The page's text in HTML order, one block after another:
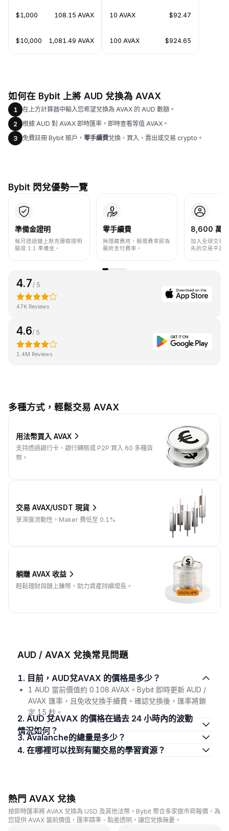
$1,000 108.15 AVAX
$10,000 1,081.49 AVAX
10 AVAX $92.47
100 AVAX $924.65
如何在 Bybit 上將 AUD 兌換為 AVAX
1
在上方計算器中輸入您希望兌換為 AVAX 的 AUD 數額。
2
根據 AUD 對 AVAX 即時匯率，即時查看等值 AVAX。
3
免費註冊 Bybit 賬戶， 零手續費兌換、買入、賣出或交易 crypto。
Bybit 閃兌優勢一覽
準備金證明
每月透過鏈上默克爾樹證明
驗證 1:1 準備金。
零手續費
無隱藏費用，報價費率即為
最終支付費率。
8,600 萬+
加入全球交易
先的交易平臺
4.7/ 5
47K Reviews
4.6/ 5
1.4M Reviews
多種方式，輕鬆交易 AVAX
用法幣買入 AVAX
支持透過銀行卡、銀行轉賬或 P2P 買入 60 多種貨
幣。
交易 AVAX/USDT 現貨
享深度流動性，Maker 費低至 0.1%
躺賺 AVAX 收益
輕鬆理財與鏈上賺幣，助力資產持續增長。
AUD / AVAX 兌換常見問題
1. 目前，AUD兌AVAX 的價格是多少？
1 AUD 當前價值約 0.108 AVAX。Bybit 即時更新 AUD /
AVAX 匯率，且免收兌換手續費。確認兌換後，匯率將鎖
定 15 秒。
2. AUD 兌AVAX 的價格在過去 24 小時內的波動
情況如何？
3. Avalanche的總量是多少？
4. 在哪裡可以找到有關交易的學習資源？
熱門 AVAX 兌換
按即時匯率將 AVAX 兌換為 USD 及其他法幣。Bybit 聚合多家做市商報價，為
您提供 AVAX 當前價值，匯率精準、點差透明，讓您兌換無憂。